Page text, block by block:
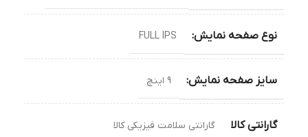
نوع صفحه نمایش: FULL IPS
سایز صفحه نمایش: 9 اینچ
گارانتی کالا گارانتی سلامت فیزیکی کالا